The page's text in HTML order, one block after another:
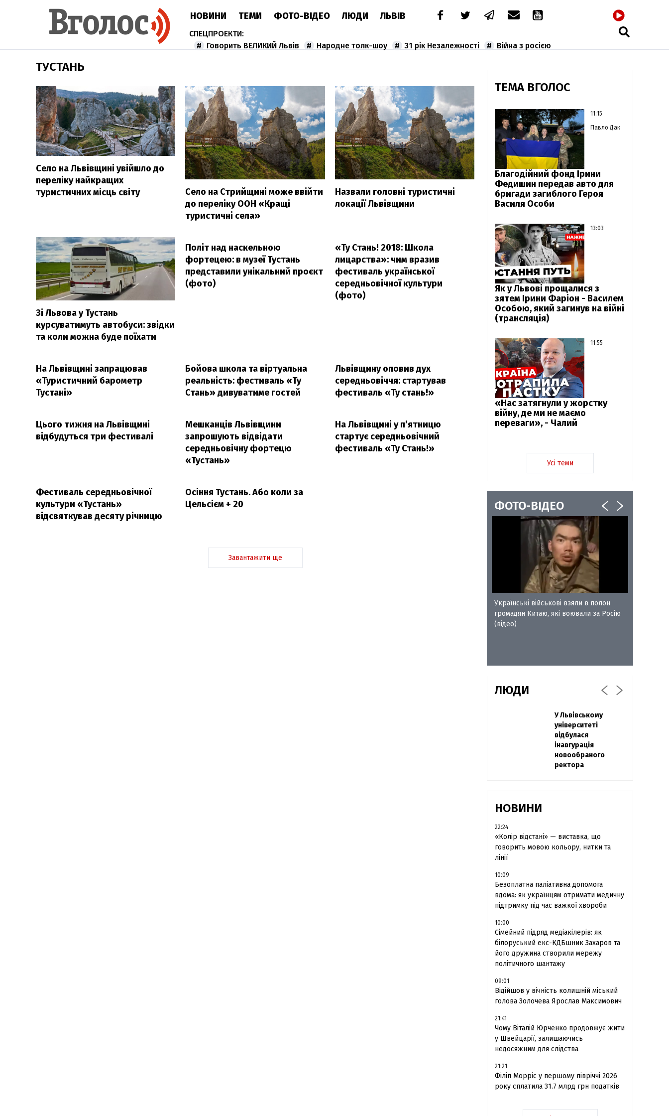
НОВИНИ ТЕМИ ФОТО-ВІДЕО ЛЮДИ ЛЬВІВ
Говорить ВЕЛИКИЙ Львів Народне толк-шоу 31 рік Незалежності Війна з росією
ТУСТАНЬ
Село на Львівщині увійшло до
переліку найкращих
туристичних місць світу
Село на Стрийщині може ввійти
до переліку ООН «Кращі
туристичні села»
Назвали головні туристичні
локації Львівщини
Зі Львова у Тустань
курсуватимуть автобуси: звідки
та коли можна буде поїхати
Політ над наскельною
фортецею: в музеї Тустань
представили унікальний проєкт
(фото)
«Ту Стань! 2018: Школа
лицарства»: чим вразив
фестиваль української
середньовічної культури
(фото)
На Львівщині запрацював
«Туристичний барометр
Тустані»
Бойова школа та віртуальна
реальність: фестиваль «Ту
Стань» дивуватиме гостей
Львівщину оповив дух
середньовіччя: стартував
фестиваль «Ту стань!»
Цього тижня на Львівщині
відбудуться три фестивалі
Мешканців Львівщини
запрошують відвідати
середньовічну фортецю
«Тустань»
На Львівщині у п’ятницю
стартує середньовічний
фестиваль «Ту Стань!»
Фестиваль середньовічної
культури «Тустань»
відсвяткував десяту річницю
Осіння Тустань. Або коли за
Цельсієм + 20
Завантажити ще
ТЕМА ВГОЛОС
11:15
Павло Дак
Благодійний фонд Ірини
Федишин передав авто для
бригади загиблого Героя
Василя Особи
13:03
Як у Львові прощалися з
зятем Ірини Фаріон - Василем
Особою, який загинув на війні
(трансляція)
11:55
«Нас затягнули у жорстку
війну, де ми не маємо
переваги», - Чалий
Усі теми
ФОТО-ВІДЕО
Українські військові взяли в полон
громадян Китаю, які воювали за Росію
(відео)
ЛЮДИ
Павло Дак
«Час не лікує, лише
притуплює біль»:
сестра загиблого
під Бахмутом Воїна
з Буковини
Захисник
"Азовсталі" Діанов
вдруге одружився
та показав фото з
весілля
У Львівському
університеті
відбулася
інавгурація
новообраного
ректора
НОВИНИ
22:24
«Колір відстані» — виставка, що
говорить мовою кольору, нитки та
лінії
10:09
Безоплатна паліативна допомога
вдома: як українцям отримати медичну
підтримку під час важкої хвороби
10:00
Сімейний підряд медіакілерів: як
білоруський екс-КДБшник Захаров та
його дружина створили мережу
політичного шантажу
09:01
Відійшов у вічність колишній міський
голова Золочева Ярослав Максимович
21:41
Чому Віталій Юрченко продовжує жити
у Швейцарії, залишаючись
недосяжним для слідства
21:21
Філіп Морріс у першому півріччі 2026
року сплатила 31.7 млрд грн податків